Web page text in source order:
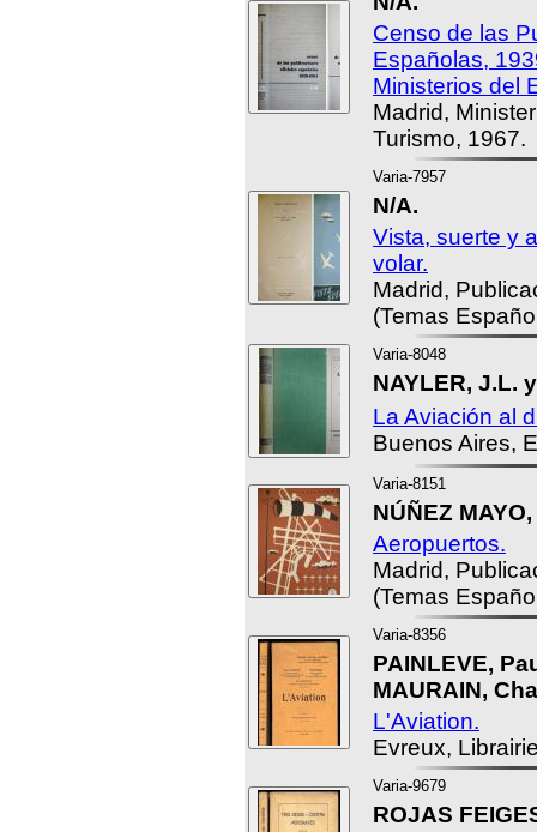
Censo de las
Españolas,
Ministerios del
Madrid,
Turismo, 1967.
Varia-7957
N/A.
Vista, suerte y
volar.
Madrid,
(Temas
Varia-8048
NAYLER, J.L.
La Aviación al
Buenos Aires,
Varia-8151
NÚÑEZ
Aeropuertos.
Madrid,
(Temas
Varia-8356
PAINLEVE,
MAURAIN,
L'Aviation.
Evreux,
Varia-9679
ROJAS